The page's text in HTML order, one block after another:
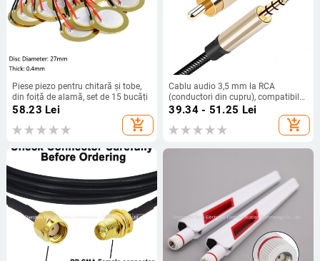
Piese piezo pentru chitară și tobe,
din foiță de alamă, set de 15 bucăți
58.23 Lei
add_shopping_cart
Cablu audio 3,5 mm la RCA
(conductori din cupru), compatibil
TCL și Xiaomi TV
39.34 - 51.25 Lei
add_shopping_cart